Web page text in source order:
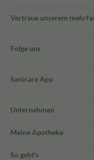
Vertraue unserem
Folge uns
Sanicare App
Unternehmen
Meine Apotheke
So geht's